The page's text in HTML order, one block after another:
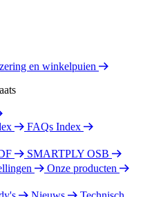
en winkelpuien
FAQs Index
SMARTPLY OSB
Onze producten